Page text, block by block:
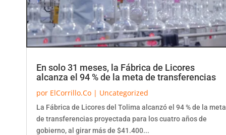
En solo 31 meses, la Fábrica de Licores
alcanza el 94 % de la meta de transferencias
por ElCorrillo.Co | Uncategorized
La Fábrica de Licores del Tolima alcanzó el 94 % de la meta
de transferencias proyectada para los cuatro años de
gobierno, al girar más de $41.400...